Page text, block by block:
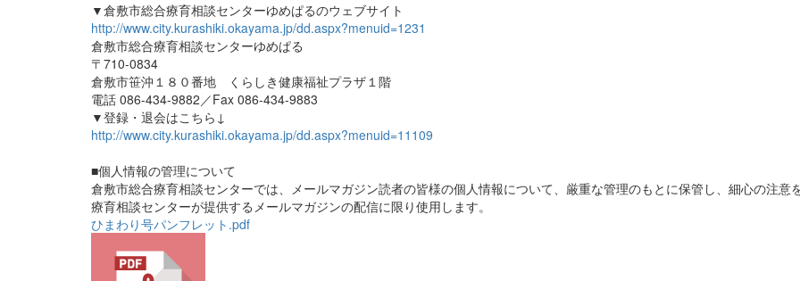
▼倉敷市総合療育相談センターゆめぱるのウェブサイト
http://www.city.kurashiki.okayama.jp/dd.aspx?menuid=1231
倉敷市総合療育相談センターゆめぱる
〒710-0834
倉敷市笹沖１８０番地 くらしき健康福祉プラザ１階
電話 086-434-9882／Fax 086-434-9883
▼登録・退会はこちら↓
http://www.city.kurashiki.okayama.jp/dd.aspx?menuid=11109
■個人情報の管理について
倉敷市総合療育相談センターでは、メールマガジン読者の皆様の個人情報について、厳重な管理のもとに保管し、細心の注
療育相談センターが提供するメールマガジンの配信に限り使用します。
ひまわり号パンフレット.pdf